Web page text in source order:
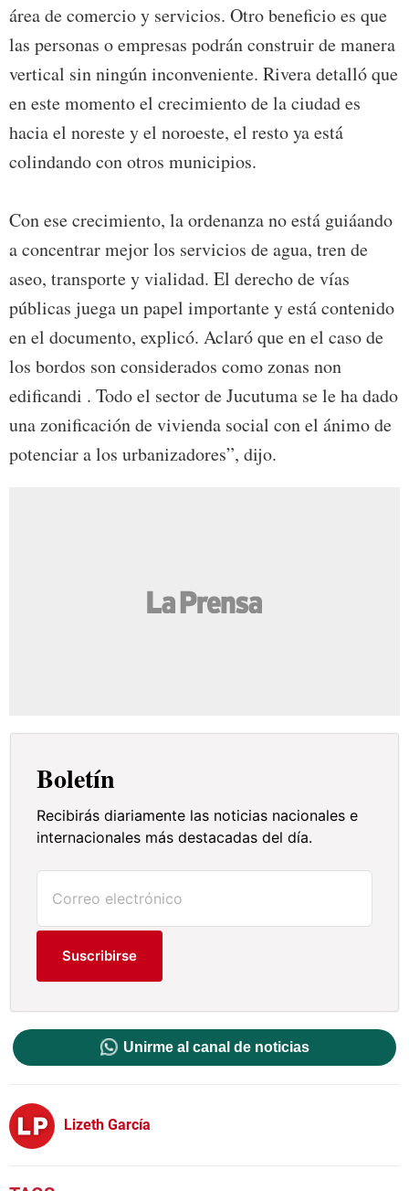
área de comercio y servicios. Otro beneficio es que
las personas o empresas podrán construir de manera
vertical sin ningún inconveniente. Rivera detalló que
en este momento el crecimiento de la ciudad es
hacia el noreste y el noroeste, el resto ya está
colindando con otros municipios.
Con ese crecimiento, la ordenanza no está guiáando
a concentrar mejor los servicios de agua, tren de
aseo, transporte y vialidad. El derecho de vías
públicas juega un papel importante y está contenido
en el documento, explicó. Aclaró que en el caso de
los bordos son considerados como zonas non
edificandi . Todo el sector de Jucutuma se le ha dado
una zonificación de vivienda social con el ánimo de
potenciar a los urbanizadores”, dijo.
Boletín
Recibirás diariamente las noticias nacionales e
internacionales más destacadas del día.
Suscribirse
Unirme al canal de noticias
Lizeth García